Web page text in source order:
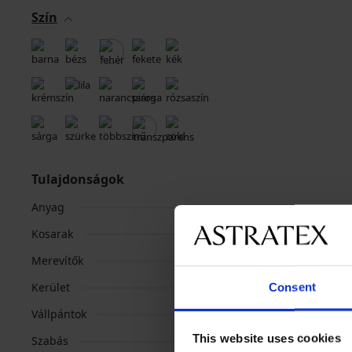
Consent
This website uses cookies
Szín
Tulajdonságok
Anyag
Kosarak
Merevítők
Kerület
Vállpántok
Szabás